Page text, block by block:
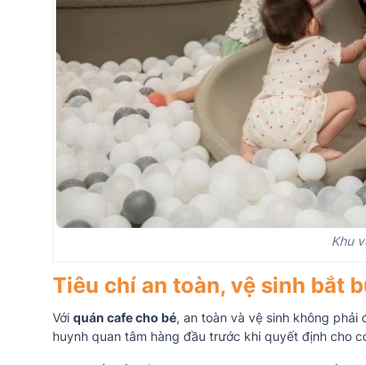
Khu
Tiêu chí an toàn, vệ sinh bắt
Với quán cafe cho bé, an toàn và vệ sinh không phải
huynh quan tâm hàng đầu trước khi quyết định cho